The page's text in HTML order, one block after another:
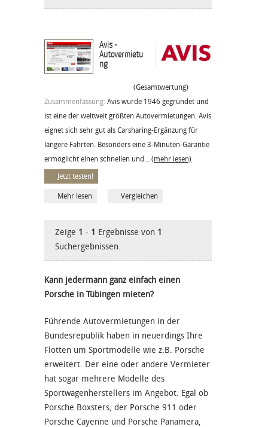
Avis -
Autovermietu
ng
(Gesamtwertung)
Zusammenfassung: Avis wurde 1946 gegründet und
ist eine der weltweit größten Autovermietungen. Avis
eignet sich sehr gut als Carsharing-Ergänzung für
längere Fahrten. Besonders eine 3-Minuten-Garantie
ermöglicht einen schnellen und... (mehr lesen)
Jetzt testen!
Mehr lesen Vergleichen
Zeige 1 - 1 Ergebnisse von 1
Suchergebnissen.
Kann jedermann ganz einfach einen
Porsche in Tübingen mieten?
Führende Autovermietungen in der
Bundesrepublik haben in neuerdings Ihre
Flotten um Sportmodelle wie z.B. Porsche
erweitert. Der eine oder andere Vermieter
hat sogar mehrere Modelle des
Sportwagenherstellers im Angebot. Egal ob
Porsche Boxsters, der Porsche 911 oder
Porsche Cayenne und Porsche Panamera,